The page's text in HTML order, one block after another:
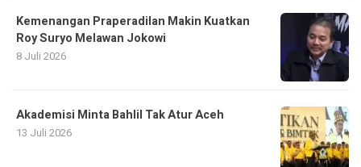
Kemenangan Praperadilan Makin Kuatkan
Roy Suryo Melawan Jokowi
8 Juli 2026
Akademisi Minta Bahlil Tak Atur Aceh
13 Juli 2026